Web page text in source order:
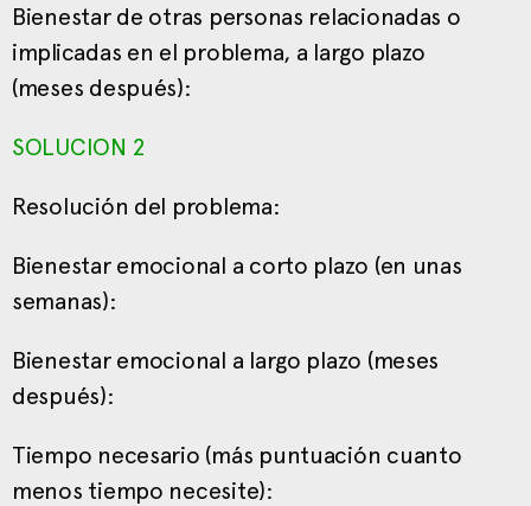
Bienestar de otras personas relacionadas o
implicadas en el problema, a largo plazo
(meses después):
SOLUCION 2
Resolución del problema:
Bienestar emocional a corto plazo (en unas
semanas):
Bienestar emocional a largo plazo (meses
después):
Tiempo necesario (más puntuación cuanto
menos tiempo necesite):